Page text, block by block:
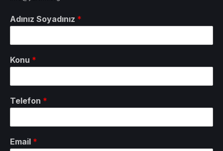
Adınız Soyadınız *
Konu *
Telefon *
Email *